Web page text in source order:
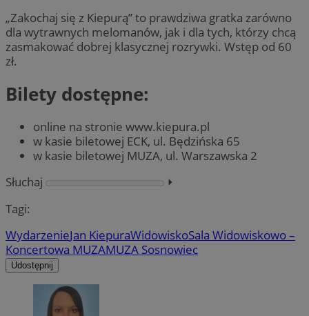
„Zakochaj się z Kiepurą” to prawdziwa gratka zarówno
dla wytrawnych melomanów, jak i dla tych, którzy chcą
zasmakować dobrej klasycznej rozrywki. Wstęp od 60
zł.
Bilety dostępne:
online na stronie www.kiepura.pl
w kasie biletowej ECK, ul. Będzińska 65
w kasie biletowej MUZA, ul. Warszawska 2
Słuchaj
⏵︎
Tagi:
WydarzenieJan KiepuraWidowiskoSala Widowiskowo –
Koncertowa MUZAMUZA Sosnowiec
Udostępnij